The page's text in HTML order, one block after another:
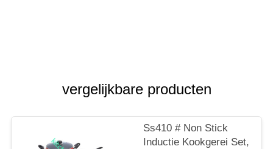
vergelijkbare producten
Ss410 # Non Stick
Inductie Kookgerei Set,